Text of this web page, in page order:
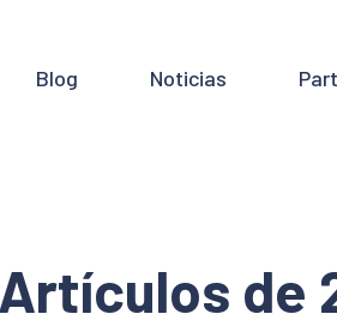
Blog Noticias
Artículos de